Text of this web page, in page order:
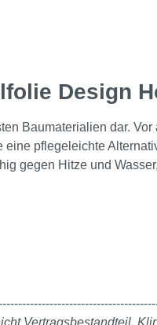
Design
Baumaterialien dar.
pflegeleichte
gegen Hitze und
Vertragsbestandteil,